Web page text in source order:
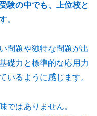
験の中でも、上位校と
。
問題や独特な問題が出
礎力と標準的な応用力
いるように感じます。
ではありません。